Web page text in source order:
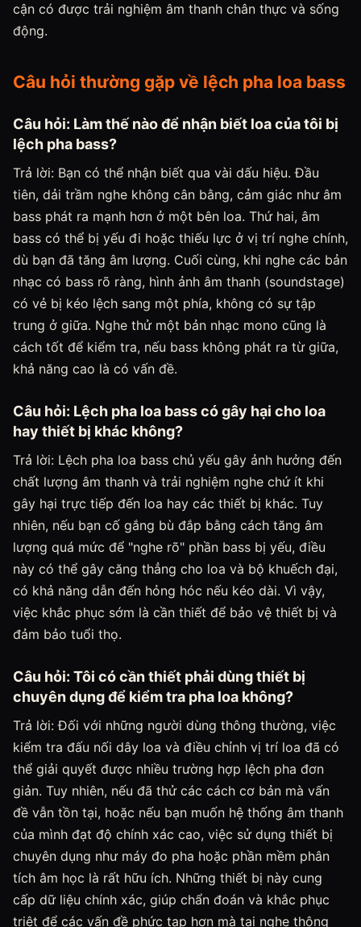
cận có được trải nghiệm âm thanh chân thực và sống
động.
Câu hỏi thường gặp về lệch pha loa bass
Câu hỏi: Làm thế nào để nhận biết loa của tôi bị
lệch pha bass?
Trả lời: Bạn có thể nhận biết qua vài dấu hiệu. Đầu
tiên, dải trầm nghe không cân bằng, cảm giác như âm
bass phát ra mạnh hơn ở một bên loa. Thứ hai, âm
bass có thể bị yếu đi hoặc thiếu lực ở vị trí nghe chính,
dù bạn đã tăng âm lượng. Cuối cùng, khi nghe các bản
nhạc có bass rõ ràng, hình ảnh âm thanh (soundstage)
có vẻ bị kéo lệch sang một phía, không có sự tập
trung ở giữa. Nghe thử một bản nhạc mono cũng là
cách tốt để kiểm tra, nếu bass không phát ra từ giữa,
khả năng cao là có vấn đề.
Câu hỏi: Lệch pha loa bass có gây hại cho loa
hay thiết bị khác không?
Trả lời: Lệch pha loa bass chủ yếu gây ảnh hưởng đến
chất lượng âm thanh và trải nghiệm nghe chứ ít khi
gây hại trực tiếp đến loa hay các thiết bị khác. Tuy
nhiên, nếu bạn cố gắng bù đắp bằng cách tăng âm
lượng quá mức để "nghe rõ" phần bass bị yếu, điều
này có thể gây căng thẳng cho loa và bộ khuếch đại,
có khả năng dẫn đến hỏng hóc nếu kéo dài. Vì vậy,
việc khắc phục sớm là cần thiết để bảo vệ thiết bị và
đảm bảo tuổi thọ.
Câu hỏi: Tôi có cần thiết phải dùng thiết bị
chuyên dụng để kiểm tra pha loa không?
Trả lời: Đối với những người dùng thông thường, việc
kiểm tra đấu nối dây loa và điều chỉnh vị trí loa đã có
thể giải quyết được nhiều trường hợp lệch pha đơn
giản. Tuy nhiên, nếu đã thử các cách cơ bản mà vấn
đề vẫn tồn tại, hoặc nếu bạn muốn hệ thống âm thanh
của mình đạt độ chính xác cao, việc sử dụng thiết bị
chuyên dụng như máy đo pha hoặc phần mềm phân
tích âm học là rất hữu ích. Những thiết bị này cung
cấp dữ liệu chính xác, giúp chẩn đoán và khắc phục
triệt để các vấn đề phức tạp hơn mà tai nghe thông